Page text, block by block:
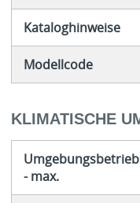
Kataloghinweise
Modellcode
KLIMATISCHE
- max.